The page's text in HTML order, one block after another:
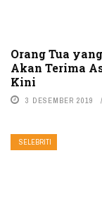
Orang Tua
Akan Terima
Kini
3 DESEMBER 2019
SELEBRITI